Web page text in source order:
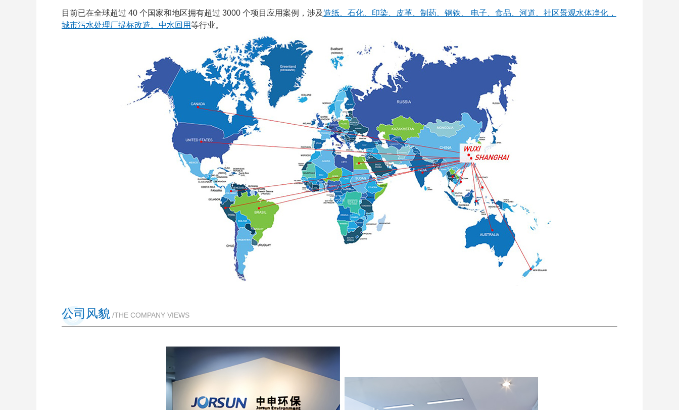
目前已在全球超过 40 个国家和地区拥有超过 3000 个项目应用案例，涉及造纸、石化、印染、皮革、制药、钢铁、 电子、食品、河道、社区景观水体净化，
城市污水处理厂提标改造、中水回用等行业。
公司风貌 /THE COMPANY VIEWS